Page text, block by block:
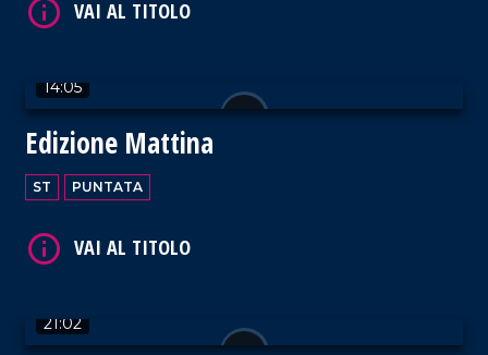
14:05
Edizione Mattina
ST PUNTATA
21:02
VAI AL TITOLO